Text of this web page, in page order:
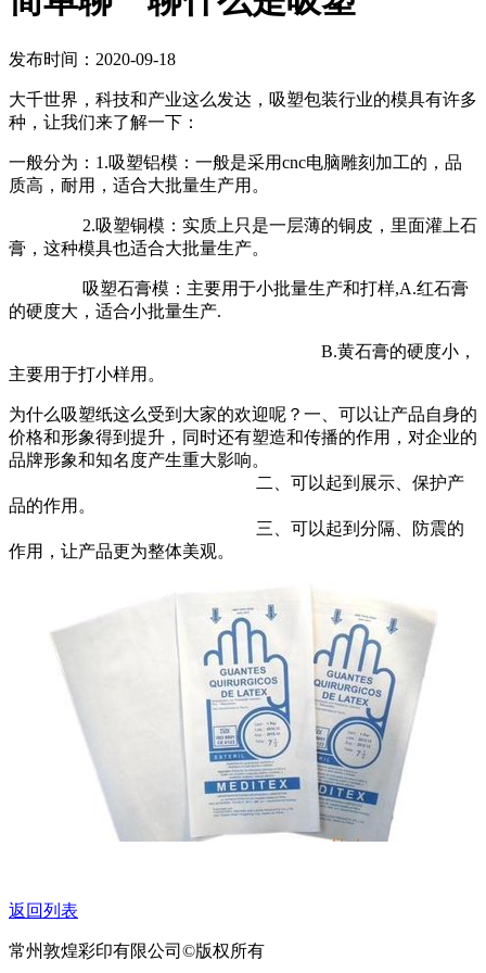
发布时间：2020-09-18
大千世界，科技和产业这么发达，吸塑包装行业的模具有许多
种，让我们来了解一下：
一般分为：1.吸塑铝模：一般是采用cnc电脑雕刻加工的，品
质高，耐用，适合大批量生产用。
2.吸塑铜模：实质上只是一层薄的铜皮，里面灌上石
膏，这种模具也适合大批量生产。
吸塑石膏模：主要用于小批量生产和打样,A.红石膏
的硬度大，适合小批量生产.
B.黄石膏的硬度小，
主要用于打小样用。
为什么吸塑纸这么受到大家的欢迎呢？一、可以让产品自身的
价格和形象得到提升，同时还有塑造和传播的作用，对企业的
品牌形象和知名度产生重大影响。
二、可以起到展示、保护产
品的作用。
三、可以起到分隔、防震的
作用，让产品更为整体美观。
返回列表
常州敦煌彩印有限公司©版权所有